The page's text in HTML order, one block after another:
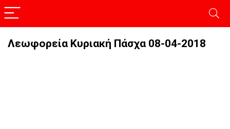
Λεωφορεία Κυριακή Πάσχα 08-04-2018